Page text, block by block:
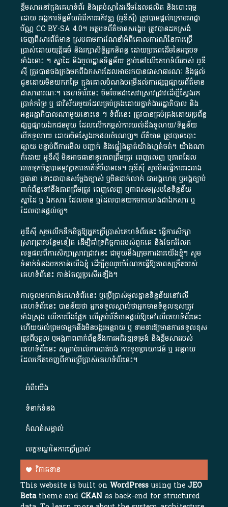
ខ្លឹមសារ​នៅ​ក្នុង​គេហទំព័រ និង​គ្រប់​ស្នា​ដៃ​ដើម​ដែល​ផលិត​ និង​បោះពុម្ព​
ដោយ​ អង្គការ​ទិន្នន័យ​អំពី​ការអភិវឌ្ឍ​​ (អូ​ឌី​ស៊ី)​ ត្រូវ​បាន​ផ្តល់​ក្រោម​អាជ្ញា
ប័ណ្ណ​CC BY-SA 4.0។​ អត្ថបទ​ព័ត៌មាន​សង្ខេប​ ត្រូវ​បាន​ដកស្រង់​
ចេញពី​សារព័ត៌មាន ស្របតាមការ​ណែនាំ​អំពី​គោលការណ៍​នៃ​ការ​ប្រើ
ប្រាស់​ដោយ​យុត្តិធម៌​ និង​រក្សាសិទ្ធិអ្នកនិពន្ធ ដោយ​ប្រភពដើម​នៃ​​អត្ថបទ
ទាំង​នោះ​ ។​ ស្នាដៃ​ និង​មូលដ្ឋាន​ទិន្នន័យ ​ភ្ជាប់​នៅ​លើ​គេហទំព័រ​របស់​ អូ​ឌី​
ស៊ី​ ត្រូវ​បាន​ចងក្រង​មក​ពី​ឯកសារ​ដែល​អាច​រក​បានជា​សាធារណៈ​ និង​ផ្តល់​
ជូន​ដោយ​មិន​យក​កម្រៃ​ ក្នុង​គោលបំណង​បម្រើ​ដល់ការ​ផ្សព្វផ្សាយ​ព័ត៌មាន​
ជា​សាធារណៈ​។​ គេហទំព័រ​នេះ​ មិនមែន​ជា​សេវា​ស្រាវជ្រាវ​ដើម្បី​ស្វែងរក
ប្រាក់​កម្រៃ​ ឬ​ ជា​វិស័យ​មួយ​ដែល​គ្រប់គ្រង​ដោយ​ភ្នាក់ងារ​រដ្ឋាភិបាល​ និង ​
អន្តររដ្ឋាភិបាល​ណាមួយ​នោះ​ទេ ​។​ ទំព័រ​នេះ​ ត្រូវ​បាន​គ្រប់គ្រង​ដោយ​ប្រព័ន្ធ​
ផ្សព្វផ្សាយ​ឯកជន​មួយ​ ដែល​លើកកម្ពស់​ការ​យល់​ដឹង​ទូលាយ​/​ទិន្នន័យ​
បើក​ទូលាយ​ ដោយ​មិនស្វែង​រក​ផល​ចំណេញ​។​ ព័ត៌មាន​ ត្រូវ​បាន​បោះ
ផ្សាយ​ បន្ទាប់​ពី​ការ​មើល​ បញ្ជាក់​ និង​ផ្ទៀងផ្ទាត់​យ៉ាង​ហ្មត់ចត់​។​ យ៉ាងណា​
ក៏​ដោយ​ អូ​ឌី​ស៊ី​ មិន​អាច​ធានា​នូវ​ភាព​ត្រឹមត្រូវ​ ពេញលេញ​ ឬ​ភាព​ដែល​
អាច​ទុកចិត្ត​បាននូវ​ប្រភព​ភាគី​ទី​បី​បាន​ទេ​។​ អូ​ឌី​ស៊ី​ សូម​មិន​ធ្វើការ​អះអាង​
ឬ​ធានា​ ទោះជា​បាន​សម្តែង​ច្បាស់​ ឬ​មិន​ជាក់លាក់​ ជា​អង្គហេតុ​ ឬ​អង្គច្បាប់​
ពាក់ព័ន្ធ​ទៅ​នឹង​ភាព​ត្រឹមត្រូវ​ ពេញលេញ​ ឬ​ភាព​សម​ស្រប​នៃ​ទិន្នន័យ​
ស្នាដៃ​ ឬ​ ឯកសារ​ ដែល​មាន​ ឬ​ដែល​បាន​យក​មក​យោង​ជា​ឯកសារ​ ឬ​
ដែល​បាន​ផ្តល់​ឲ្យ​។
អូឌីស៊ី សូមលើកទឹកចិត្តឱ្យអ្នកប្រើប្រាស់គេហទំព័រនេះ ធ្វើការសិក្សា
ស្រាវជ្រាវបន្ថែមទៀត ដើម្បីគាំទ្រកិច្ចការ​របស់ពួកគេ និងចែករំលែក
លទ្ធផលពីការសិក្សាស្រាវជ្រាវនេះ ជាមួយនឹងក្រុមការងារយើងខ្ញុំ។ សូម
ទំនាក់ទំនងមកកាន់យើងខ្ញុំ ដើម្បីចូលរួមចំណែកធ្វើឱ្យភាពសុក្រឹតរបស់
គេហទំព័នេះ កាន់តែល្អប្រសើរឡើង។
ការចូលមកកាន់គេហទំព័រនេះ ឬប្រើប្រាស់មូលដ្ឋានទិន្នន័យនៅលើ
គេហទំព័រនេះ បានន័យថា អ្នកទទួលស្គាល់ថាអ្នកមានទំនួលខុសត្រូវ
ទាំងស្រុង លើការពឹងផ្អែក លើគ្រប់ព័ត៌មានផ្តល់ឱ្យនៅលើគេហទំព័រនេះ
ហើយយល់ព្រមថាអ្នកនឹងមិនបង្ករអន្តរាយ ឬ ទាមទារ​ឱ្យមានការទទួលខុស​
ត្រូវពីបុគ្គល ឬអង្គភាពពាក់ព័ន្ធនឹងការអភិវឌ្ឍទម្រង់ និងខ្លឹមសាររបស់
គេហទំព័រនេះ សម្រាប់រាល់ការបាត់បង់ ការខូចប្រយោជន៍ ឬ អន្តរាយ
ដែលកើតចេញពីការប្រើប្រាស់គេហទំព័រនេះ។
អំពី​យើង​
ទំនាក់ទំនង
កំណត់សម្គាល់
លក្ខខណ្ឌនៃការប្រើប្រាស់
វិភាគទាន
This website is built onWordPressusing theJEO
Betatheme andCKAN as back-end for structured